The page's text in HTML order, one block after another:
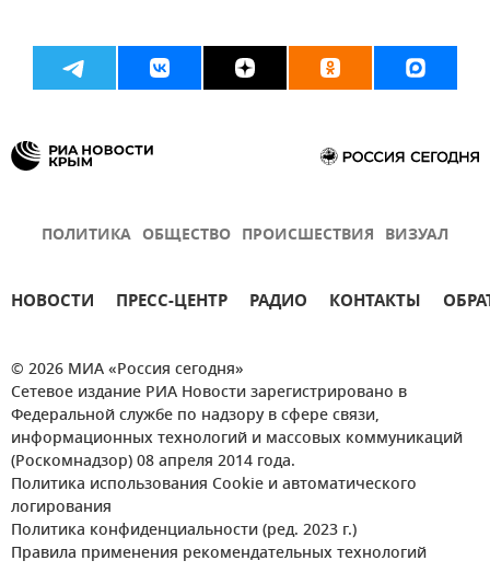
ПОЛИТИКА ОБЩЕСТВО ПРОИСШЕСТВИЯ ВИЗУАЛ
НОВОСТИ ПРЕСС-ЦЕНТР РАДИО КОНТАКТЫ
© 2026 МИА «Россия сегодня»
Сетевое издание РИА Новости зарегистрировано в
Федеральной службе по надзору в сфере связи,
информационных технологий и массовых коммуникаций
(Роскомнадзор) 08 апреля 2014 года.
Политика использования Cookie и автоматического
логирования
Политика конфиденциальности (ред. 2023 г.)
Правила применения рекомендательных технологий